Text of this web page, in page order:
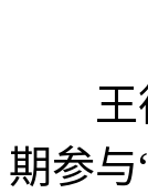
期参